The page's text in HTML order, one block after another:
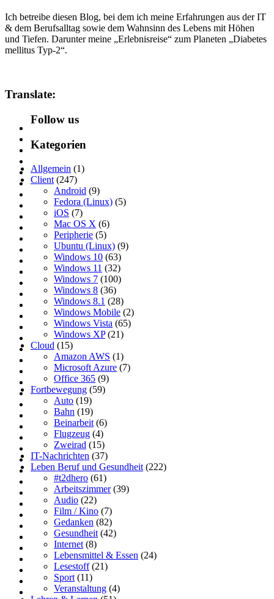
Ich betreibe diesen Blog, bei dem ich meine Erfahrungen aus der IT
& dem Berufsalltag sowie dem Wahnsinn des Lebens mit Höhen
und Tiefen. Darunter meine „Erlebnisreise“ zum Planeten „Diabetes
mellitus Typ-2“.
Translate:
Follow us
Kategorien
Allgemein (1)
Client (247)
Android (9)
Fedora (Linux) (5)
iOS (7)
Mac OS X (6)
Peripherie (5)
Ubuntu (Linux) (9)
Windows 10 (63)
Windows 11 (32)
Windows 7 (100)
Windows 8 (36)
Windows 8.1 (28)
Windows Mobile (2)
Windows Vista (65)
Windows XP(21)
Cloud (15)
Amazon AWS (1)
Microsoft Azure (7)
Office 365 (9)
Fortbewegung (59)
Auto (19)
Bahn (19)
Beinarbeit (6)
Flugzeug (4)
Zweirad (15)
IT-Nachrichten (37)
Leben Beruf und Gesundheit (222)
#t2dhero (61)
Arbeitszimmer(39)
Audio (22)
Film / Kino (7)
Gedanken (82)
Gesundheit (42)
Internet (8)
Lebensmittel & Essen (24)
Lesestoff(21)
Sport (11)
Veranstaltung (4)